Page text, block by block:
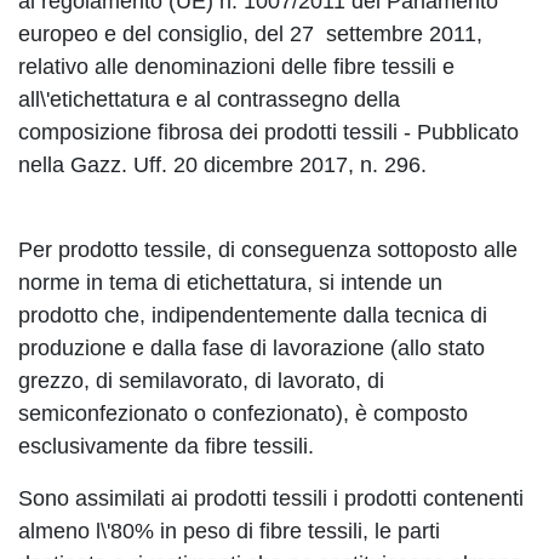
europeo e del consiglio, del 27 settembre 2011,
relativo alle denominazioni delle fibre tessili e
all\'etichettatura e al contrassegno della
composizione fibrosa dei prodotti tessili - Pubblicato
nella Gazz. Uff. 20 dicembre 2017, n. 296.
Per prodotto tessile, di conseguenza sottoposto alle
norme in tema di etichettatura, si intende un
prodotto che, indipendentemente dalla tecnica di
produzione e dalla fase di lavorazione (allo stato
grezzo, di semilavorato, di lavorato, di
semiconfezionato o confezionato), è composto
esclusivamente da fibre tessili.
Sono assimilati ai prodotti tessili i prodotti contenenti
almeno l\'80% in peso di fibre tessili, le parti